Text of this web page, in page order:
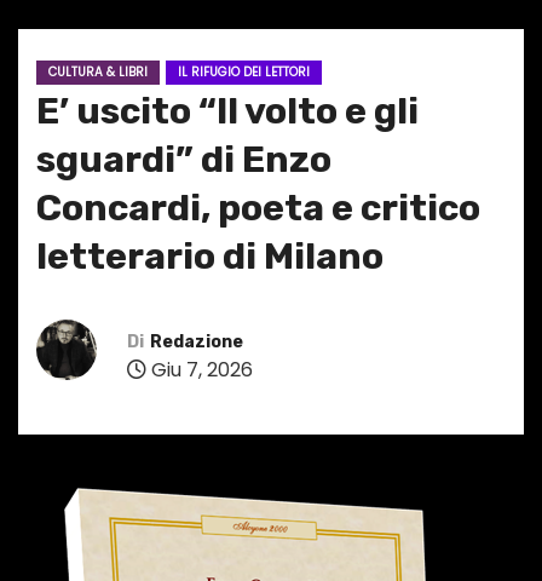
CULTURA & LIBRI IL RIFUGIO DEI LETTORI
E’ uscito “Il volto e gli
sguardi” di Enzo
Concardi, poeta e critico
letterario di Milano
Di Redazione
Giu 7, 2026